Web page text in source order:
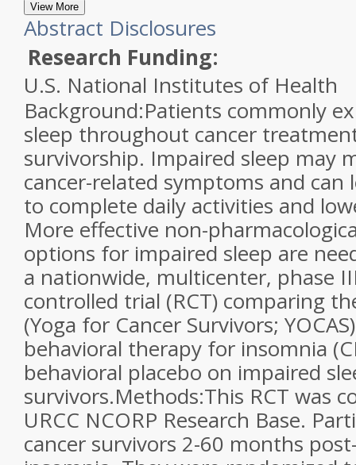
View More
Abstract Disclosures
Research Funding:
U.S. National Institutes of Health
Background:Patients commonly
sleep throughout cancer
survivorship. Impaired sleep may
cancer-related symptoms and
to complete daily activities and
More effective non-
options for impaired sleep are
a nationwide, multicenter, phase
controlled trial (RCT) comparing
(Yoga for Cancer Survivors;
behavioral therapy for insomnia
behavioral placebo on impaired
survivors.Methods:This RCT was
URCC NCORP Research Base.
cancer survivors 2-60 months